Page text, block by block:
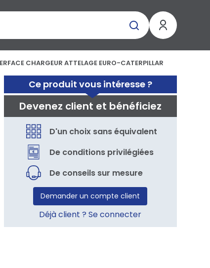
CHARGEUR ATTELAGE EURO-CATERPILLAR
Ce produit vous intéresse ?
Devenez client et bénéficiez
D'un choix sans équivalent
De conditions privilégiées
De conseils sur mesure
Demander un compte client
Déjà client ? Se connecter